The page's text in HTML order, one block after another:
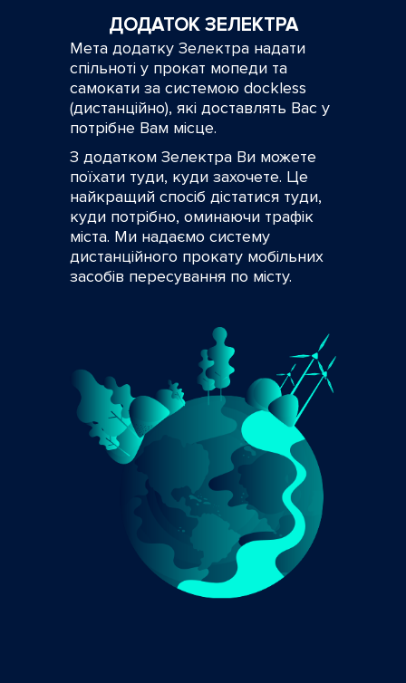
ДОДАТОК ЗЕЛЕКТРА
Мета додатку Зелектра надати
спільноті у прокат мопеди та
самокати за системою dockless
(дистанційно), які доставлять Вас у
потрібне Вам місце.
З додатком Зелектра Ви можете
поїхати туди, куди захочете. Це
найкращий спосіб дістатися туди,
куди потрібно, оминаючи трафік
міста. Ми надаємо систему
дистанційного прокату мобільних
засобів пересування по місту.